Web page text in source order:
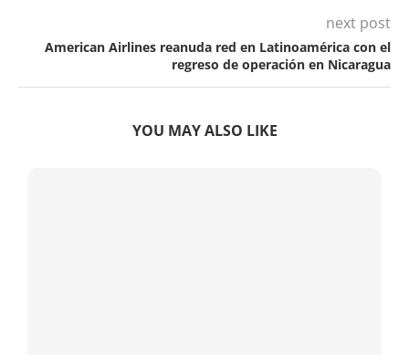
next post
American Airlines reanuda red en Latinoamérica con el
regreso de operación en Nicaragua
YOU MAY ALSO LIKE